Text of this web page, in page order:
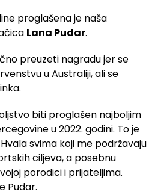
proglašena je naša
Lana Pudar.
preuzeti nagradu jer se
u Australiji, ali se
biti proglašen najboljim
u 2022. godini. To je
svima koji me podržavaju
ciljeva, a posebnu
porodici i prijateljima.
Pudar.